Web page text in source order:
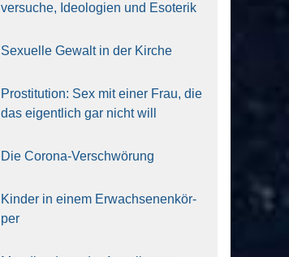
ver­su­che, Ideo­lo­gien und Eso­te­rik
Sexu­el­le Gewalt in der Kir­che
Pro­sti­tu­ti­on: Sex mit einer Frau, die
das eigent­lich gar nicht will
Die Coro­na-Ver­schwö­rung
Kin­der in einem Erwach­se­nen­kör­
per